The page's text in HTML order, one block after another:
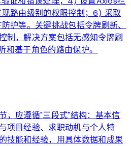
路由级别的权限控制；6) 采取
护等。关键挑战包括令牌刷新、
制，解决方案包括无感知令牌刷
基于角色的路由保护。
，应遵循"三段式"结构：基本信
项目经验、求职动机与个人特
技能和经验，用具体数据和成果